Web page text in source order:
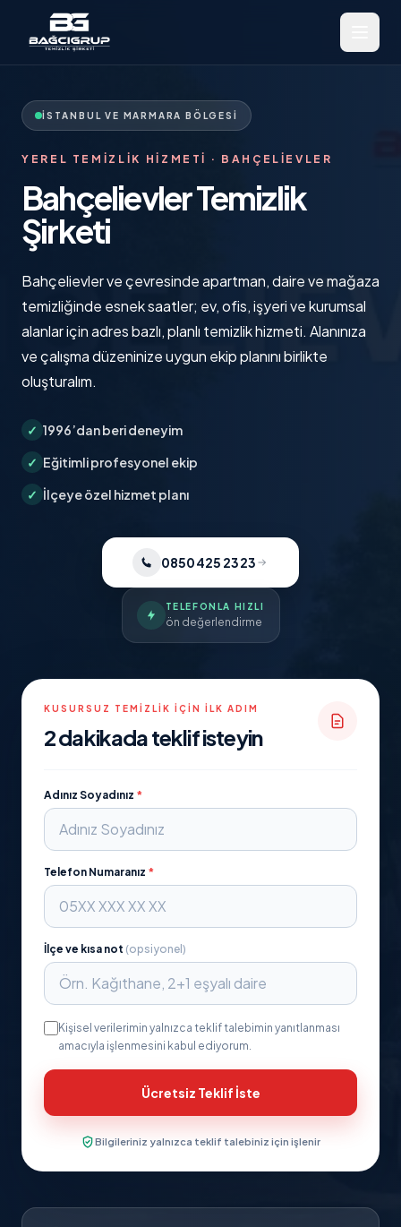
İSTANBUL VE MARMARA BÖLGESI
YEREL TEMIZLIK HIZMETI · BAHÇELIEVLER
Bahçelievler Temizlik
Şirketi
Bahçelievler ve çevresinde apartman, daire ve mağaza
temizliğinde esnek saatler; ev, ofis, işyeri ve kurumsal
alanlar için adres bazlı, planlı temizlik hizmeti. Alanınıza
ve çalışma düzeninize uygun ekip planını birlikte
oluşturalım.
✓ 1996’dan beri deneyim
✓ Eğitimli profesyonel ekip
✓ İlçeye özel hizmet planı
0850 425 23 23
TELEFONLA HIZLI
ön değerlendirme
KUSURSUZ TEMIZLIK İÇIN İLK ADIM
2 dakikada teklif isteyin
Adınız Soyadınız *
Telefon Numaranız *
İlçe ve kısa not (opsiyonel)
Kişisel verilerimin yalnızca teklif talebimin yanıtlanması
amacıyla işlenmesini kabul ediyorum.
Ücretsiz Teklif İste
Bilgileriniz yalnızca teklif talebiniz için işlenir